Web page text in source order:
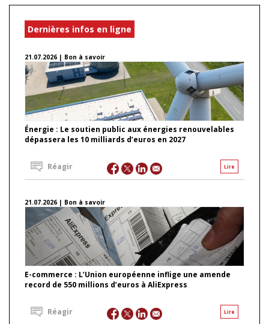
Dernières infos en ligne
21.07.2026 | Bon à savoir
Énergie : Le soutien public aux énergies renouvelables
dépassera les 10 milliards d’euros en 2027
Lire
Réagir
21.07.2026 | Bon à savoir
E-commerce : L’Union européenne inflige une amende
record de 550 millions d’euros à AliExpress
Lire
Réagir